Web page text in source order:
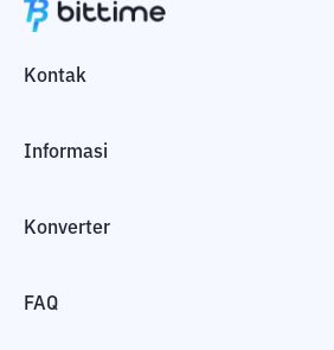
Kontak
Informasi
Konverter
FAQ